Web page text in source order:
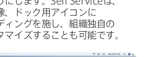
、​ドック用アイコンに​
ィングを​施し、​組織独自の​
マイズする​ことも​可能です。